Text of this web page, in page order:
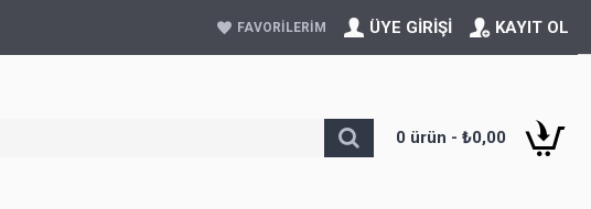
FAVORILERIM ÜYE GIRIŞI KAYIT OL
0 ürün - ₺0,00